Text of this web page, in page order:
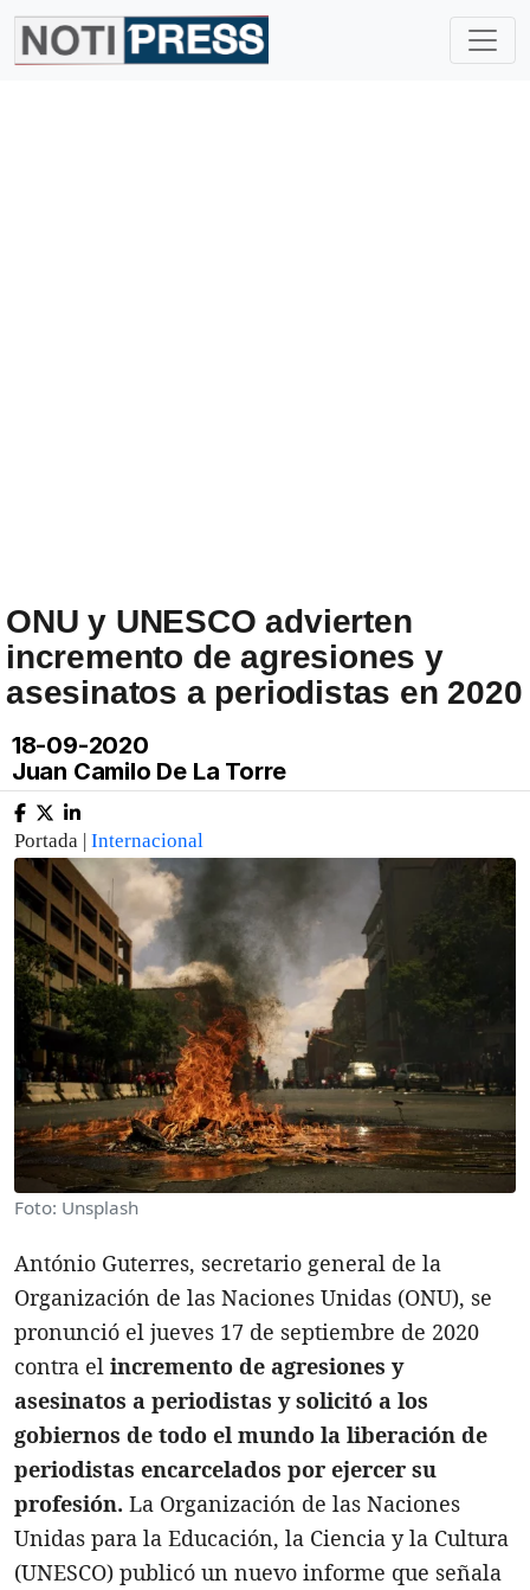
ONU y UNESCO advierten
incremento de agresiones y
asesinatos a periodistas en 2020
18-09-2020
Juan Camilo De La Torre
Portada | Internacional
Foto: Unsplash
António Guterres, secretario general de la
Organización de las Naciones Unidas (ONU), se
pronunció el jueves 17 de septiembre de 2020
contra el incremento de agresiones y
asesinatos a periodistas y solicitó a los
gobiernos de todo el mundo la liberación de
periodistas encarcelados por ejercer su
profesión. La Organización de las Naciones
Unidas para la Educación, la Ciencia y la Cultura
(UNESCO) publicó un nuevo informe que señala